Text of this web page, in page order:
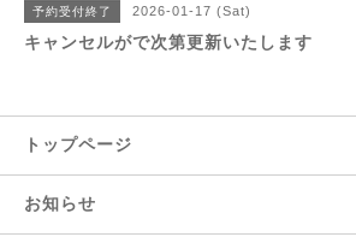
予約受付終了 2026-01-17 (Sat)
キャンセルがで次第更新いたします
トップページ
お知らせ